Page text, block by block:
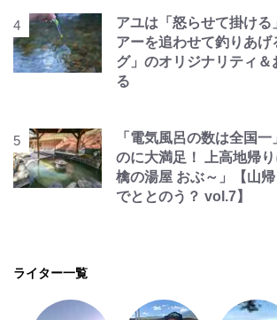
アユは「怒らせて掛ける
アーを追わせて釣りあげ
グ」のオリジナリティ＆
る
「電気風呂の数は全国
のに大満足！ 上高地帰
檎の湯屋 おぶ～」【山
でととのう？ vol.7】
ライター一覧